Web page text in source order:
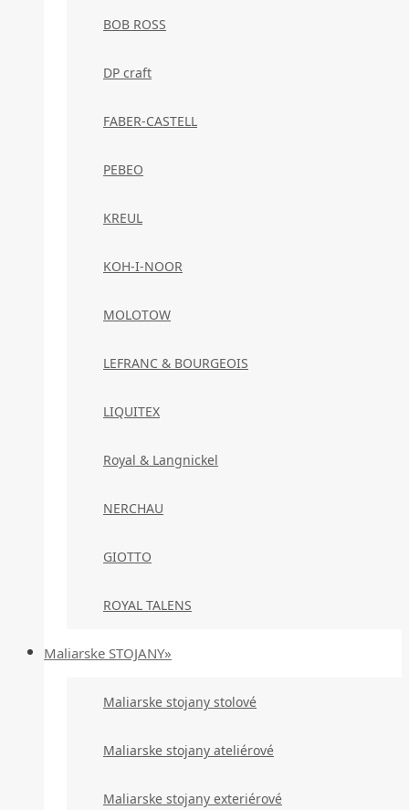
BOB ROSS
DP craft
FABER-CASTELL
PEBEO
KREUL
KOH-I-NOOR
MOLOTOW
LEFRANC & BOURGEOIS
LIQUITEX
Royal & Langnickel
NERCHAU
GIOTTO
ROYAL TALENS
Maliarske STOJANY»
Maliarske stojany stolové
Maliarske stojany ateliérové
Maliarske stojany exteriérové